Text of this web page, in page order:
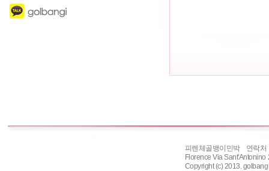
피렌체골뱅이민박 연락처
Florence Via
Copyright (c) 2013.